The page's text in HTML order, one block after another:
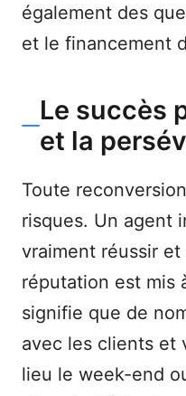
également des
et le financement
Le succès
et la
Toute
risques. Un agent
vraiment réussir
réputation est mis
signifie que de
avec les clients et
lieu le week-end